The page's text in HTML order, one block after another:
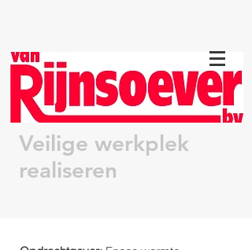
Veilige werkplek
realiseren